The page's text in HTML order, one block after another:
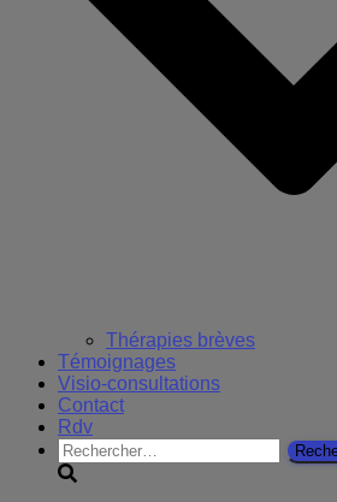
Thérapies brèves
Témoignages
Visio-consultations
Contact
Rdv
Rechercher :